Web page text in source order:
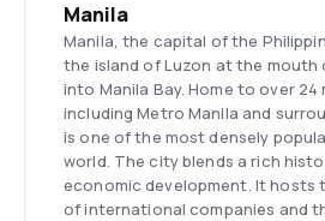
Manila
Manila, the capital of the
the island of Luzon at the mouth
into Manila Bay. Home to over 24
including Metro Manila and
is one of the most densely
world. The city blends a rich
economic development. It hosts
of international companies and